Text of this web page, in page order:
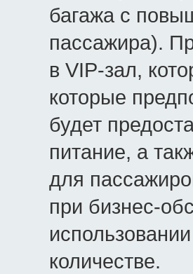
багажа с
пассажира).
в VIP-зал,
которые
будет
питание, а
для
при бизнес-
количестве.